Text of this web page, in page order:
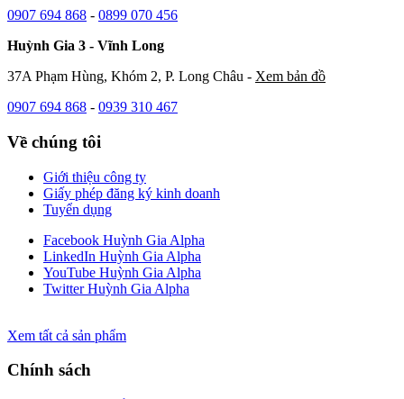
0907 694 868 - 0899 070 456
Huỳnh Gia 3 - Vĩnh Long
37A Phạm Hùng, Khóm 2, P. Long Châu - Xem bản đồ
0907 694 868 - 0939 310 467
Về chúng tôi
Giới thiệu công ty
Giấy phép đăng ký kinh doanh
Tuyển dụng
Facebook Huỳnh Gia Alpha
LinkedIn Huỳnh Gia Alpha
YouTube Huỳnh Gia Alpha
Twitter Huỳnh Gia Alpha
Xem tất cả sản phẩm
Chính sách